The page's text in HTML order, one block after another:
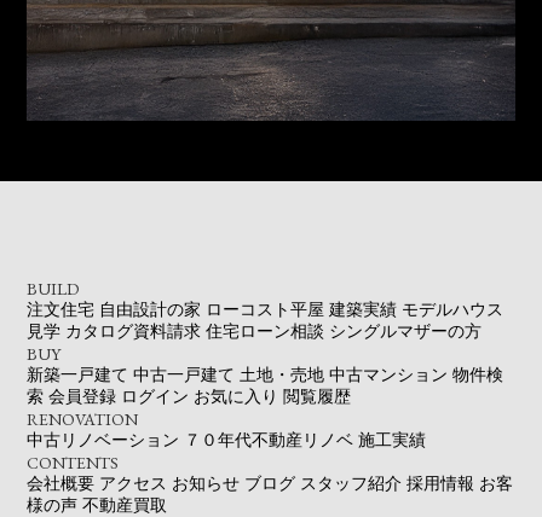
BUILD
注文住宅 自由設計の家 ローコスト平屋 建築実績 モデルハウス
見学 カタログ資料請求 住宅ローン相談 シングルマザーの方
BUY
新築一戸建て 中古一戸建て 土地・売地 中古マンション 物件検
索 会員登録 ログイン お気に入り 閲覧履歴
RENOVATION
中古リノベーション ７０年代不動産リノベ 施工実績
CONTENTS
会社概要 アクセス お知らせ ブログ スタッフ紹介 採用情報 お客
様の声 不動産買取